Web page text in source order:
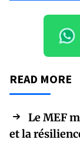
READ MORE
Le MEF
et la